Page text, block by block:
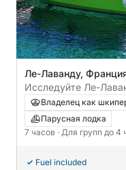
Ле-Лаванду,
Исследуйте Ле-
плавания на
Владелец как
Парусная лодка
7 часов · Для групп до 4
Fuel included